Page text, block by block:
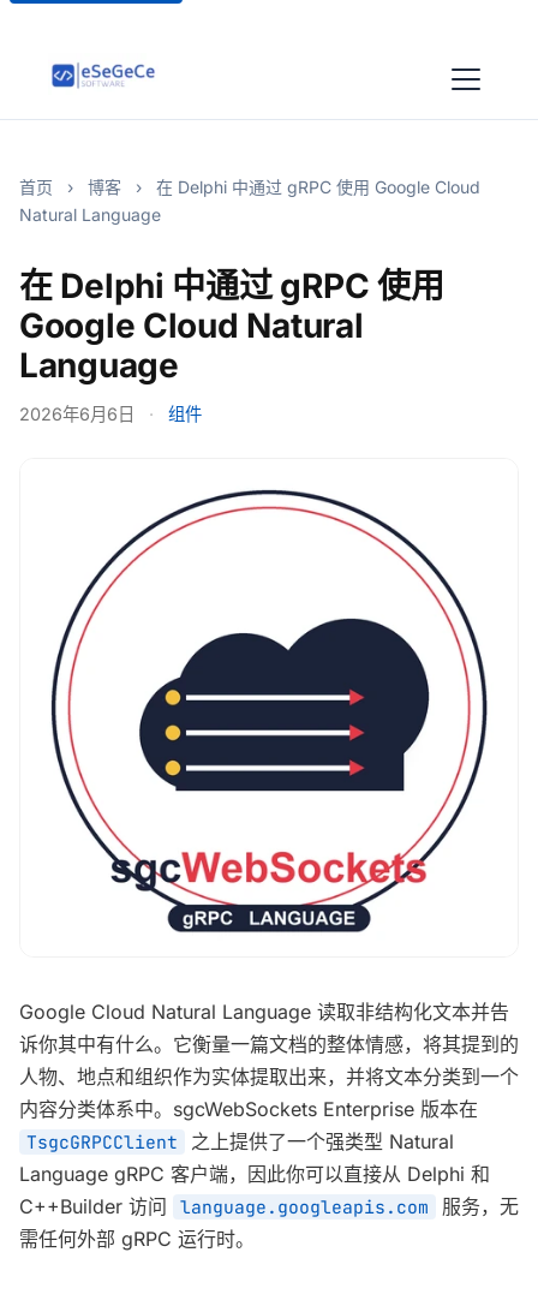
首页 › 博客 ›
在 Delphi 中通过 gRPC 使用 Google Cloud
Natural Language
在 Delphi 中通过 gRPC 使用
Google Cloud Natural
Language
2026年6月6日 · 组件
Google Cloud Natural Language 读取非结构化文本并告
诉你其中有什么。它衡量一篇文档的整体情感，将其提到的
人物、地点和组织作为实体提取出来，并将文本分类到一个
内容分类体系中。sgcWebSockets Enterprise 版本在
TsgcGRPCClient
之上提供了一个强类型 Natural
Language gRPC 客户端，因此你可以直接从 Delphi 和
C++Builder 访问
language.googleapis.com
服务，无
需任何外部 gRPC 运行时。